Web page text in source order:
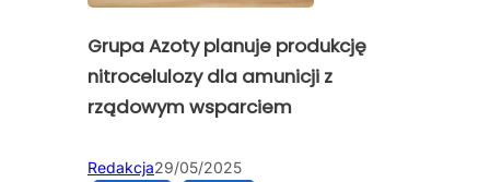
Grupa Azoty planuje produkcję
nitrocelulozy dla amunicji z
rządowym wsparciem
Redakcja29/05/2025